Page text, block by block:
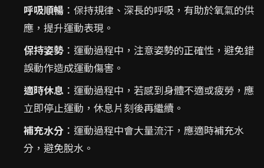
呼吸順暢 ：保持規律、深長的呼吸，有助於氧氣的供
應，提升運動表現。
保持姿勢 ：運動過程中，注意姿勢的正確性，避免錯
誤動作造成運動傷害。
適時休息 ：運動過程中，若感到身體不適或疲勞，應
立即停止運動，休息片刻後再繼續。
補充水分 ：運動過程中會大量流汗，應適時補充水
分，避免脫水。